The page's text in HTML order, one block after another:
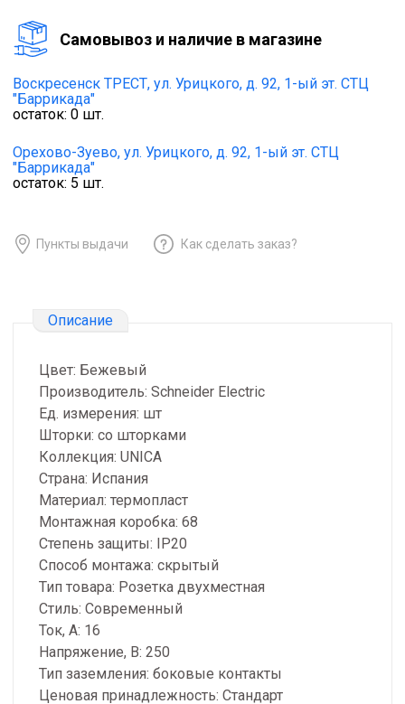
Cамовывоз и наличие в магазине
Воскресенск ТРЕСТ, ул. Урицкого, д. 92, 1-ый эт. СТЦ
"Баррикада"
остаток: 0 шт.
Орехово-Зуево, ул. Урицкого, д. 92, 1-ый эт. СТЦ
"Баррикада"
остаток: 5 шт.
Пункты выдачи Как сделать заказ?
Описание
Цвет: Бежевый
Производитель: Schneider Electric
Ед. измерения: шт
Шторки: со шторками
Коллекция: UNICA
Страна: Испания
Материал: термопласт
Монтажная коробка: 68
Степень защиты: IP20
Способ монтажа: скрытый
Тип товара: Розетка двухместная
Стиль: Современный
Ток, А: 16
Напряжение, В: 250
Тип заземления: боковые контакты
Ценовая принадлежность: Стандарт